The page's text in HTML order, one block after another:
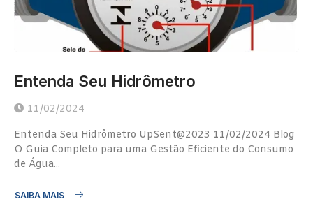
Entenda Seu Hidrômetro
11/02/2024
Entenda Seu Hidrômetro UpSent@2023 11/02/2024 Blog
O Guia Completo para uma Gestão Eficiente do Consumo
de Água...
SAIBA MAIS